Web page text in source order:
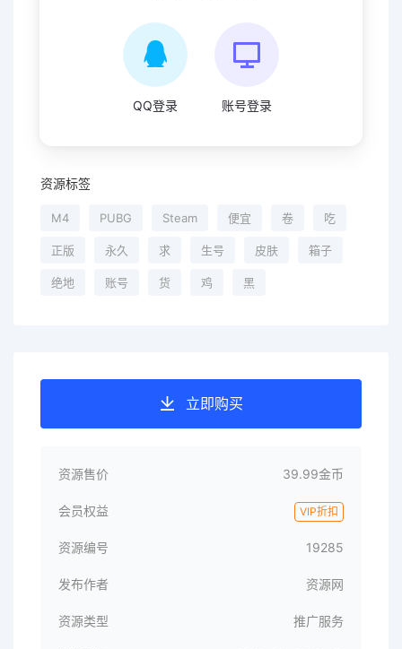
QQ登录 账号登录
资源标签
M4 PUBG Steam 便宜 卷 吃
正版 永久 求 生号 皮肤 箱子
绝地 账号 货 鸡 黑
立即购买
资源售价 39.99金币
会员权益 VIP折扣
资源编号 19285
发布作者 资源网
资源类型 推广服务